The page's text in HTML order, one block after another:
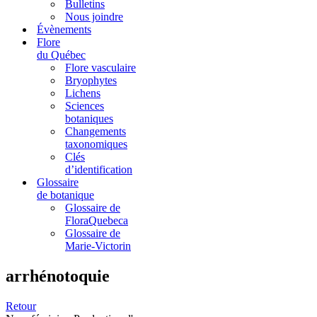
Bulletins
Nous joindre
Évènements
Flore
du Québec
Flore vasculaire
Bryophytes
Lichens
Sciences
botaniques
Changements
taxonomiques
Clés
d’identification
Glossaire
de botanique
Glossaire de
FloraQuebeca
Glossaire de
Marie-Victorin
arrhénotoquie
Retour